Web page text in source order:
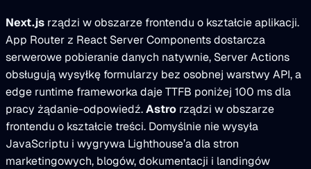
Next.js rządzi w obszarze frontendu o kształcie aplikacji.
App Router z React Server Components dostarcza
serwerowe pobieranie danych natywnie, Server Actions
obsługują wysyłkę formularzy bez osobnej warstwy API, a
edge runtime frameworka daje TTFB poniżej 100 ms dla
pracy żądanie-odpowiedź.Astro rządzi w obszarze
frontendu o kształcie treści. Domyślnie nie wysyła
JavaScriptu i wygrywa Lighthouse’a dla stron
marketingowych, blogów, dokumentacji i landingów